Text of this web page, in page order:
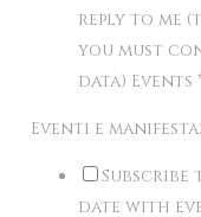
reply to me
you must
data) Events
Eventi e
date with